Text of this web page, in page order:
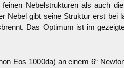
Nebelstrukturen als auch
gibt seine Struktur erst bei
Das Optimum ist im
Eos 1000da) an einem 6“